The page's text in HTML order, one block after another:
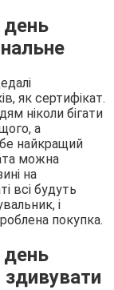
день
як сертифікат.
ніколи бігати
а
найкращий
можна
на
всі будуть
і
покупка.
день